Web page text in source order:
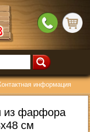
информация
из фарфора
см